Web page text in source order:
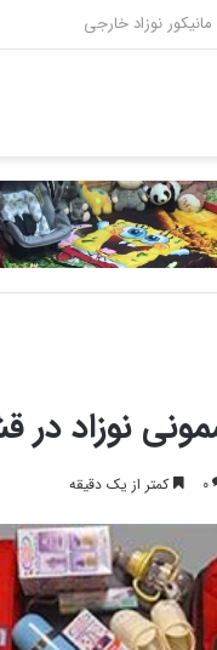
موستلا
نوزاد در
0 کمتر از یک دقیقه